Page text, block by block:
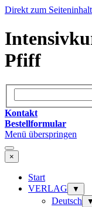
Direkt zum Seiteninhalt
Pfiff
Kontakt
Bestellformular
Menü überspringen
×
Start
VERLAG
▼
Deutsch ▼